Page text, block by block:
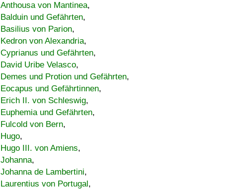
Anthousa von Mantinea,
Balduin und Gefährten,
Basilius von Parion,
Kedron von Alexandria,
Cyprianus und Gefährten,
David Uribe Velasco,
Demes und Protion und Gefährten,
Eocapus und Gefährtinnen,
Erich II. von Schleswig,
Euphemia und Gefährten,
Fulcold von Bern,
Hugo,
Hugo III. von Amiens,
Johanna,
Johanna de Lambertini,
Laurentius von Portugal,